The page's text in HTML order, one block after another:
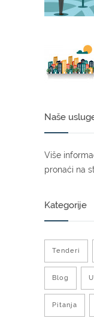
Naše
Više
pronaći na
Kategorije
Tenderi
Blog
Pitanja